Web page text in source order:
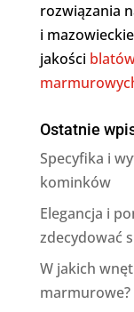
rozwiązania
i
jakości
Ostatnie
Specyfika i
kominków
Elegancja i
zdecydować
W jakich
marmurowe?